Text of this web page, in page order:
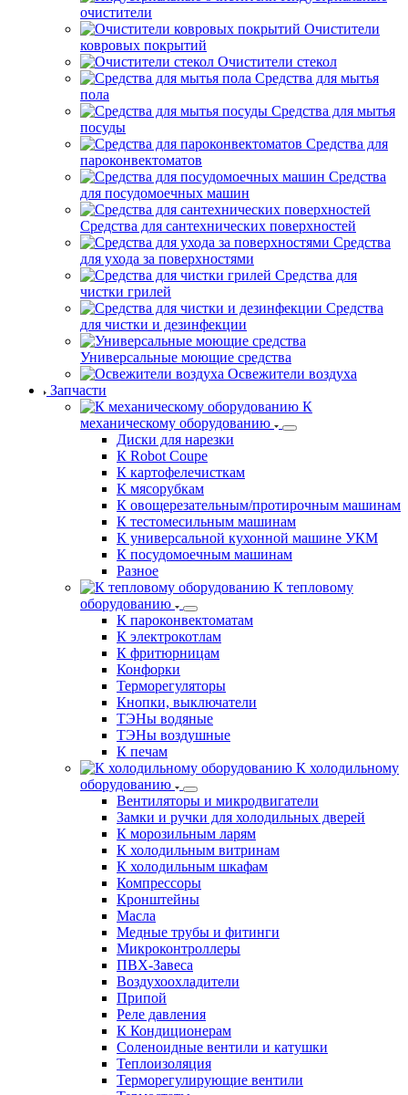
очистители
Очистители
ковровых покрытий
Очистители стекол
Средства для мытья
пола
Средства для мытья
посуды
Средства для
пароконвектоматов
Средства
для посудомоечных машин
Средства для сантехнических поверхностей
Средства
для ухода за поверхностями
Средства для
чистки грилей
Средства
для чистки и дезинфекции
Универсальные моющие средства
Освежители воздуха
Запчасти
К
механическому оборудованию
Диски для нарезки
К Robot Coupe
К картофелечисткам
К мясорубкам
К овощерезательным/протирочным машинам
К тестомесильным машинам
К универсальной кухонной машине УКМ
К посудомоечным машинам
Разное
К тепловому
оборудованию
К пароконвектоматам
К электрокотлам
К фритюрницам
Конфорки
Терморегуляторы
Кнопки, выключатели
ТЭНы водяные
ТЭНы воздушные
К печам
К холодильному
оборудованию
Вентиляторы и микродвигатели
Замки и ручки для холодильных дверей
К морозильным ларям
К холодильным витринам
К холодильным шкафам
Компрессоры
Кронштейны
Масла
Медные трубы и фитинги
Микроконтроллеры
ПВХ-Завеса
Воздухоохладители
Припой
Реле давления
К Кондиционерам
Соленоидные вентили и катушки
Теплоизоляция
Терморегулирующие вентили